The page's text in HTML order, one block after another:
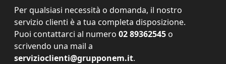
Per qualsiasi necessità o domanda, il nostro
servizio clienti è a tua completa disposizione.
Puoi contattarci al numero 02 89362545 o
scrivendo una mail a
servizioclienti@grupponem.it.